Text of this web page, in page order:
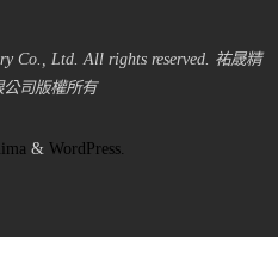
Co., Ltd. All rights reserved. 祐晟精
司版權所有
& WordPress.